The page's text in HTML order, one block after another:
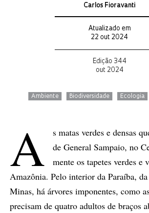
Carlos Fioravanti
Atualizado em
22 out 2024
Edição 344
out 2024
Ambiente Biodiversidade Ecologia
A
s matas verdes e densas
de General Sampaio, no
mente os tapetes verdes e
Amazônia. Pelo interior da Paraíba,
Minas, há árvores imponentes, como
precisam de quatro adultos de braços